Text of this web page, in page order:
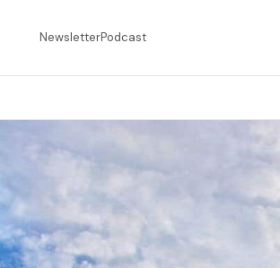
NewsletterPodcast